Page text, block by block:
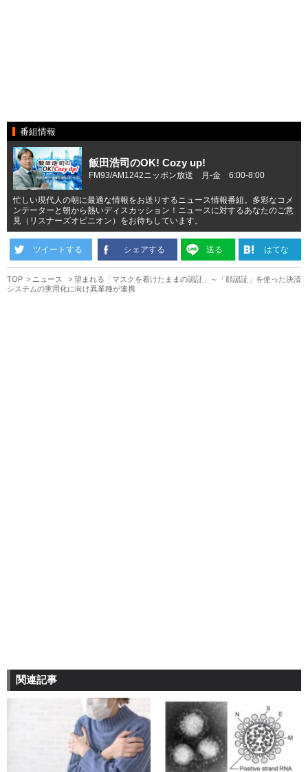
番組情報
飯田浩司のOK! Cozy up!
FM93/AM1242ニッポン放送 月-金 6:00-8:00
忙しい現代人の朝に最適な情報をお送りするニュース情報番組。多彩なコメ
ンテーターと朝から熱いディスカッション！ニュースに対するあなたのご意
見（リスナーズオピニオン）をお待ちしています。
ツイートする シェアする 送る はてな
TOP ニュース
望まれる「マスクを着けたままの認証」～「顔認証」を使った決済
システムの実用化に向け異業種が連携
関連記事